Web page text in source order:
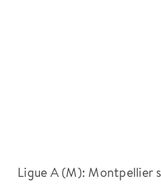
Ligue A (M): Montpellier